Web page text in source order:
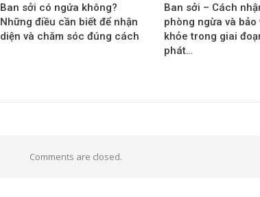
Ban sởi có ngứa không?
Những điều cần biết để nhận
diện và chăm sóc đúng cách
Ban sởi – Cách
phòng ngừa và bảo
khỏe trong giai
phát…
Comments are closed.